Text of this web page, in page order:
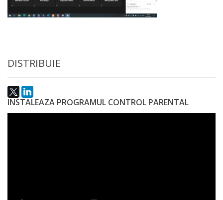
Știri
Acte
și
regulamente
DISTRIBUIE
INSTALEAZA PROGRAMUL CONTROL PARENTAL